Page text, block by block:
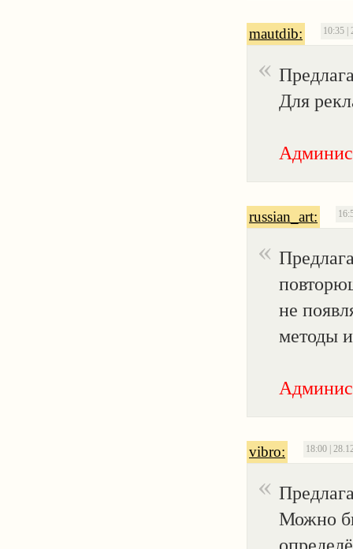
mautdib: 10:35 |
Для
russian_art:
не
методы
vibro: 18:00 |
Можно